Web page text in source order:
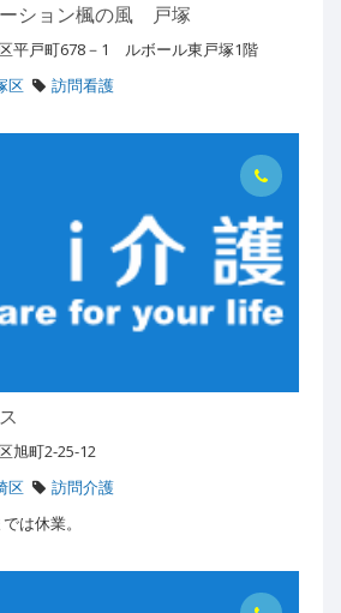
ション楓の風 戸塚
平戸町678－1 ルボール東戸塚1階
区
訪問看護
旭町2-25-12
区
訪問介護
は休業。